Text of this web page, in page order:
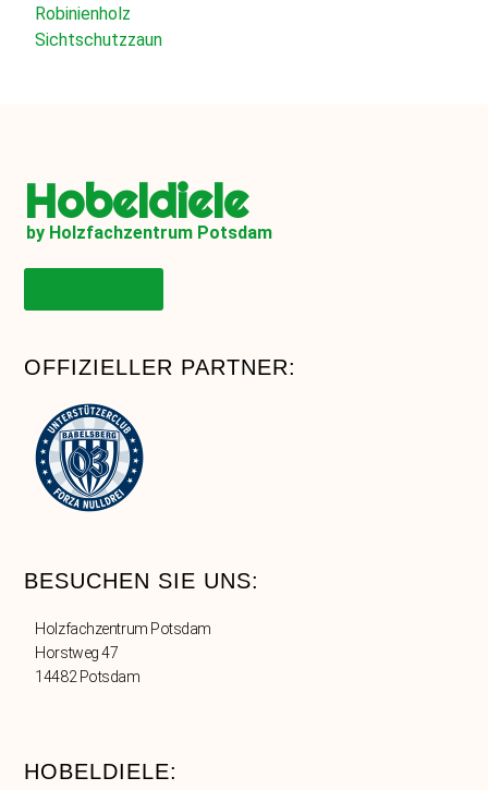
Robinienholz
Sichtschutzzaun
Hobeldiele
by Holzfachzentrum Potsdam
OFFIZIELLER PARTNER:
BESUCHEN SIE UNS:
Holzfachzentrum Potsdam
Horstweg 47
14482 Potsdam
HOBELDIELE: